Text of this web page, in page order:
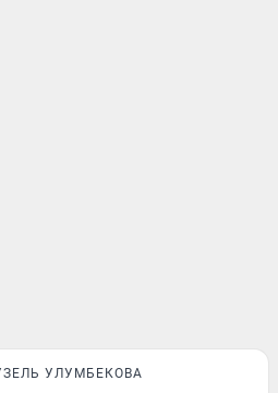
УЛУМБЕКОВА